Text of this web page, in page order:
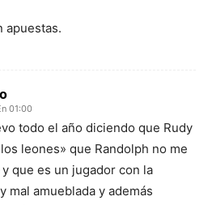
apuestas.
01:00
todo el año diciendo que Rudy
leones» que Randolph no me
que es un jugador con la
mal amueblada y además